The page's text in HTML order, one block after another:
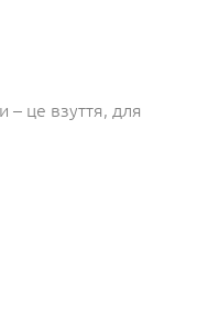
– це взуття, для